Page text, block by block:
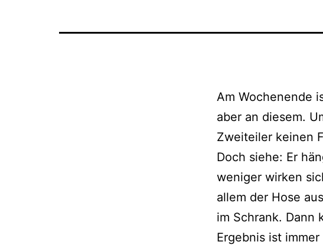
Am Wochenende
aber an diesem.
Zweiteiler keinen
Doch siehe: Er
weniger wirken
allem der Hose
im Schrank. Dann
Ergebnis ist